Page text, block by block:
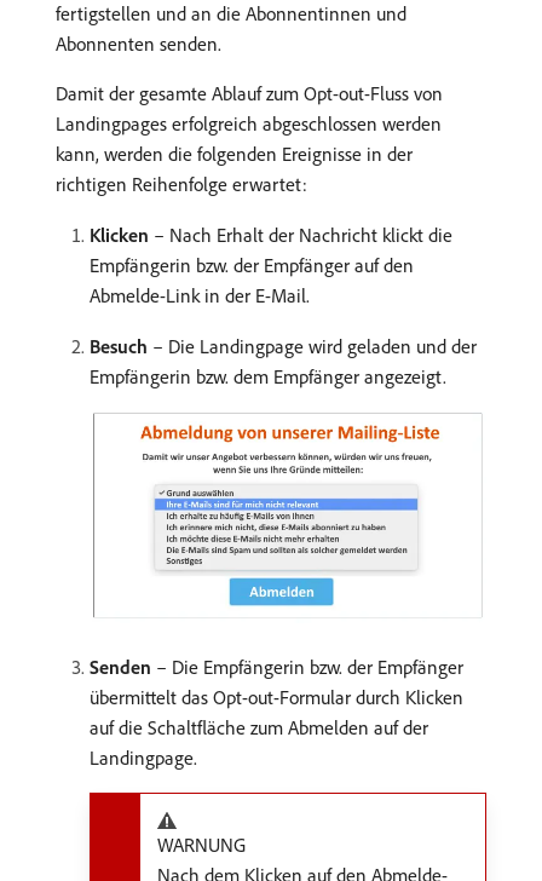
fertigstellen und an die Abonnentinnen und
Abonnenten senden.
Damit der gesamte Ablauf zum Opt-out-Fluss von
Landingpages erfolgreich abgeschlossen werden
kann, werden die folgenden Ereignisse in der
richtigen Reihenfolge erwartet:
Klicken – Nach Erhalt der Nachricht klickt die
Empfängerin bzw. der Empfänger auf den
Abmelde-Link in der E-Mail.
Besuch – Die Landingpage wird geladen und der
Empfängerin bzw. dem Empfänger angezeigt.
Senden – Die Empfängerin bzw. der Empfänger
übermittelt das Opt-out-Formular durch Klicken
auf die Schaltfläche zum Abmelden auf der
Landingpage.
WARNUNG
Nach dem Klicken auf den Abmelde-